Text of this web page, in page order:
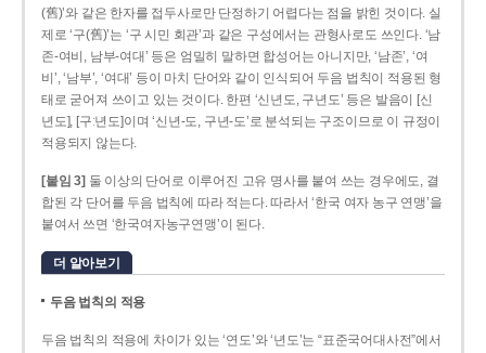
(舊)’와 같은 한자를 접두사로만 단정하기 어렵다는 점을 밝힌 것이다. 실
제로 ‘구(舊)’는 ‘구 시민 회관’과 같은 구성에서는 관형사로도 쓰인다. ‘남
존­-여비, 남부-­여대’ 등은 엄밀히 말하면 합성어는 아니지만, ‘남존’, ‘여
비’, ‘남부’, ‘여대’ 등이 마치 단어와 같이 인식되어 두음 법칙이 적용된 형
태로 굳어져 쓰이고 있는 것이다. 한편 ‘신년도, 구년도’ 등은 발음이 [신
년도], [구ː년도]이며 ‘신년­-도, 구년-­도’로 분석되는 구조이므로 이 규정이
적용되지 않는다.
[붙임 3] 둘 이상의 단어로 이루어진 고유 명사를 붙여 쓰는 경우에도, 결
합된 각 단어를 두음 법칙에 따라 적는다. 따라서 ‘한국 여자 농구 연맹’을
붙여서 쓰면 ‘한국여자농구연맹’이 된다.
더 알아보기
두음 법칙의 적용
두음 법칙의 적용에 차이가 있는 ‘연도’와 ‘년도’는 “표준국어대사전”에서